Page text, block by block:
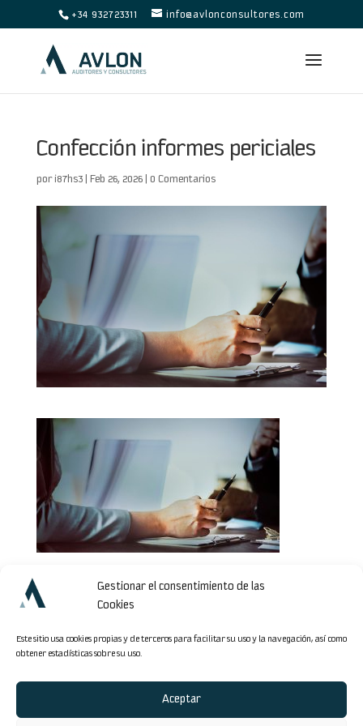
Gestionar el consentimiento de las
Cookies
Este sitio usa cookies propias y de terceros para facilitar su uso y la navegación, así como
obtener estadísticas sobre su uso.
Aceptar
+34 932723311 info@avlonconsultores.com
Confección informes periciales
pori87hs3| Feb 26, 2026| 0 Comentarios
Enviar comentario